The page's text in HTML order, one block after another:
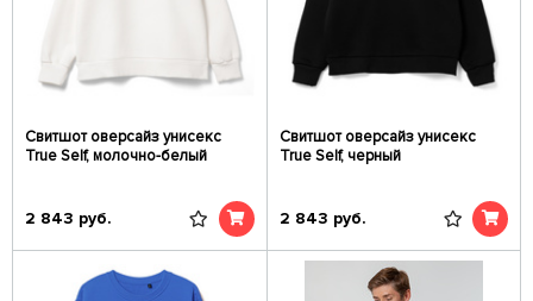
Свитшот оверсайз унисекс
True Self, молочно-белый
2 843 руб.
Свитшот оверсайз унисекс
True Self, черный
2 843 руб.